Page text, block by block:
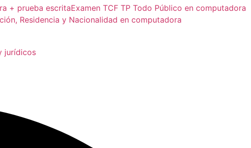
+ prueba escritaExamen TCF TP Todo Público en computadora
Residencia y Nacionalidad en computadora
jurídicos